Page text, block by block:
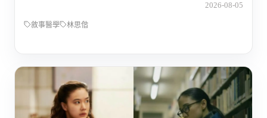
2026-08-05
敘事醫學 林思偕